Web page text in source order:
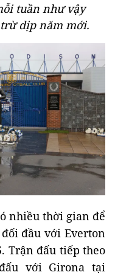
tuần như vậy
dịp năm mới.
nhiều thời gian để
đầu với Everton
Trận đấu tiếp theo
với Girona tại